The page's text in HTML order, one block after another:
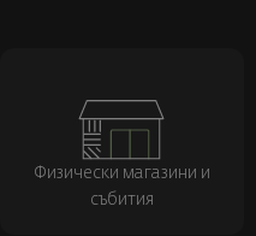
Физически магазини и
събития